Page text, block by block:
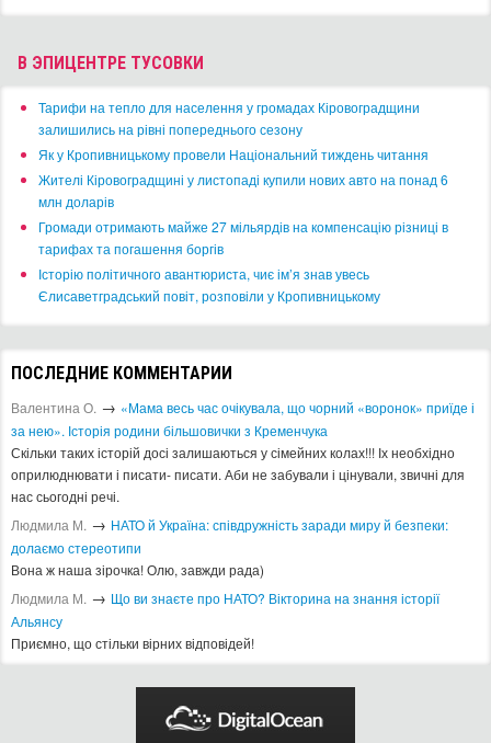
В ЭПИЦЕНТРЕ ТУСОВКИ
​Тарифи на тепло для населення у громадах Кіровоградщини
залишились на рівні попереднього сезону
​Як у Кропивницькому провели Національний тиждень читання
​Жителі Кіровоградщині у листопаді купили нових авто на понад 6
млн доларів
​Громади отримають майже 27 мільярдів на компенсацію різниці в
тарифах та погашення боргів
Історію політичного авантюриста, чиє ім’я знав увесь
Єлисаветградський повіт, розповіли у Кропивницькому
ПОСЛЕДНИЕ КОММЕНТАРИИ
Валентина О. → «Мама весь час очікувала, що чорний «воронок» приїде і
за нею». Історія родини більшовички з Кременчука
Скільки таких історій досі залишаються у сімейних колах!!! Іх необхідно
оприлюднювати і писати- писати. Аби не забували і цінували, звичні для
нас сьогодні речі.
Людмила М. → ​НАТО й Україна: співдружність заради миру й безпеки:
долаємо стереотипи
Вона ж наша зірочка! Олю, завжди рада)
Людмила М. → Що ви знаєте про НАТО? Вікторина на знання історії
Альянсу ​
Приємно, що стільки вірних відповідей!